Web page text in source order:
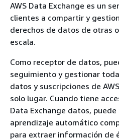
AWS Data Exchange es un
clientes a compartir y
derechos de datos de otras
escala.
Como receptor de datos,
seguimiento y gestionar
datos y suscripciones de
solo lugar. Cuando tiene
Data Exchange datos,
aprendizaje automático
para extraer información de